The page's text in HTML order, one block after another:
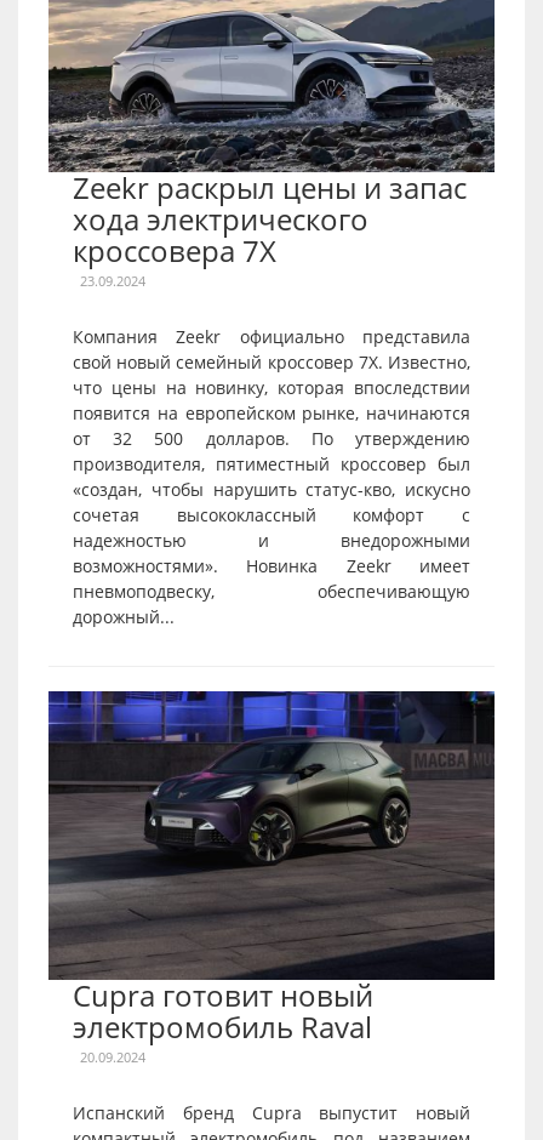
Zeekr раскрыл цены и запас
хода электрического
кроссовера 7X
23.09.2024
Компания Zeekr официально представила
свой новый семейный кроссовер 7X. Известно,
что цены на новинку, которая впоследствии
появится на европейском рынке, начинаются
от 32 500 долларов. По утверждению
производителя, пятиместный кроссовер был
«создан, чтобы нарушить статус-кво, искусно
сочетая высококлассный комфорт с
надежностью и внедорожными
возможностями». Новинка Zeekr имеет
пневмоподвеску, обеспечивающую
дорожный...
Cupra готовит новый
электромобиль Raval
20.09.2024
Испанский бренд Cupra выпустит новый